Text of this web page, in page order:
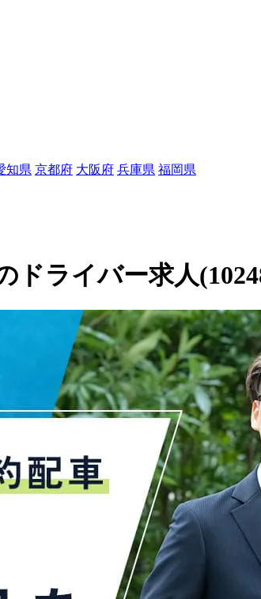
知県 京都府 大阪府 兵庫県 福岡県
ドライバー求人